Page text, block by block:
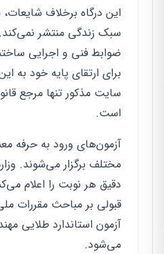
این درگاه برخلاف
سبک زندگی منتشر
ضوابط فنی و اجرایی
برای ارتقای پایه خود به
سایت مذکور تنها مرجع
است.
آزمون‌های ورود به حرفه
مختلف برگزار می‌شوند.
دقیق هر نوبت را اعلام
قبولی بر مباحث مقررات
آزمون استاندارد طلایی
می‌شود.